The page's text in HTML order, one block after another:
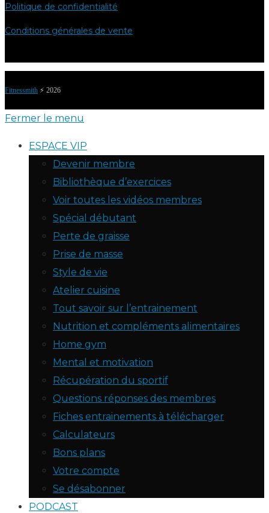
Politique de confidentialité
Conditions générales de vente
Fitnessmith ⚡️ 2026
Fermer le menu
ESPACE VIP
Devenir membre
Bibliothèque d’exercices
Voir toutes les vidéos membres
Spécial débutant
Perte de graisse
Prise de masse
Style de vie
Atelier cuisine
Tout savoir sur l’entrainement
Nutrition et compléments alimentaires
Home gym
Mental et motivation
Récupération du sportif
Questions réponses des membres
Fiches entrainements à télécharger
Calculateurs
Bons plans
Votre compte
Se désabonner
PODCAST